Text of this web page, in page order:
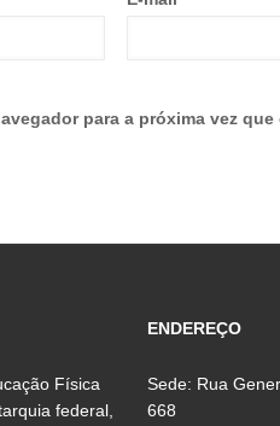
para a próxima vez que
Física
federal,
ENDEREÇO
Sede: Rua
668